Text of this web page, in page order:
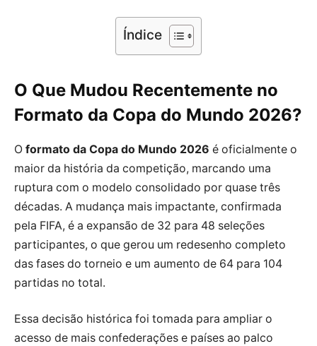
Índice
O Que Mudou Recentemente no
Formato da Copa do Mundo 2026?
O formato da Copa do Mundo 2026 é oficialmente o
maior da história da competição, marcando uma
ruptura com o modelo consolidado por quase três
décadas. A mudança mais impactante, confirmada
pela FIFA, é a expansão de 32 para 48 seleções
participantes, o que gerou um redesenho completo
das fases do torneio e um aumento de 64 para 104
partidas no total.
Essa decisão histórica foi tomada para ampliar o
acesso de mais confederações e países ao palco